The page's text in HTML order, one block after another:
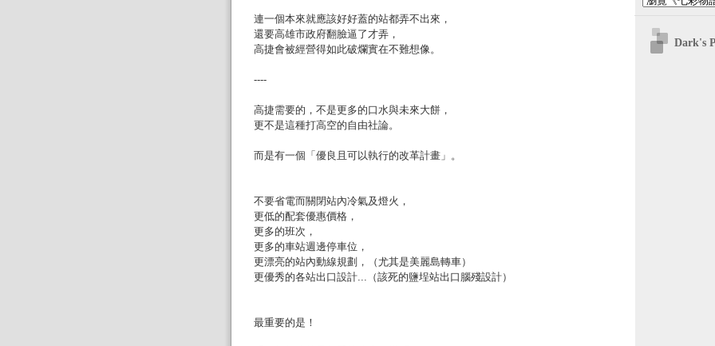
連一個本來就應該好好蓋的站都弄不出來，
還要高雄市政府翻臉逼了才弄，
高捷會被經營得如此破爛實在不難想像。
----
高捷需要的，不是更多的口水與未來大餅，
更不是這種打高空的自由社論。
而是有一個「優良且可以執行的改革計畫」。
不要省電而關閉站內冷氣及燈火，
更低的配套優惠價格，
更多的班次，
更多的車站週邊停車位，
更漂亮的站內動線規劃，（尤其是美麗島轉車）
更優秀的各站出口設計...（該死的鹽埕站出口腦殘設計）
最重要的是！
Dark's